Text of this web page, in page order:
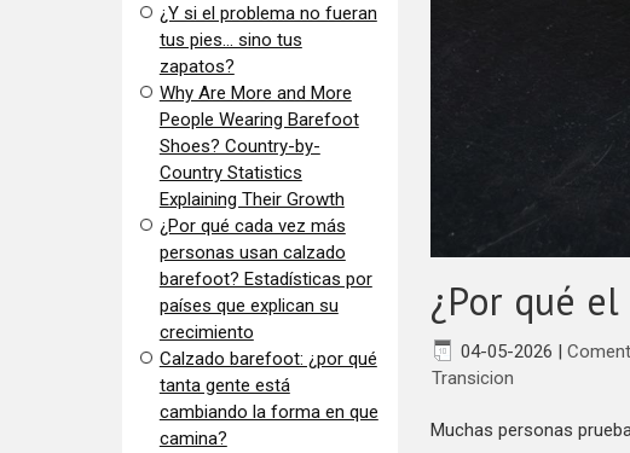
¿Y si el problema no fueran
tus pies… sino tus
zapatos?
​Why Are More and More
People Wearing Barefoot
Shoes? Country-by-
Country Statistics
Explaining Their Growth
​¿Por qué cada vez más
personas usan calzado
barefoot? Estadísticas por
países que explican su
crecimiento
Calzado barefoot: ¿por qué
tanta gente está
cambiando la forma en que
camina?
¿Por qué
04-05-2026
Transicion
Muchas personas